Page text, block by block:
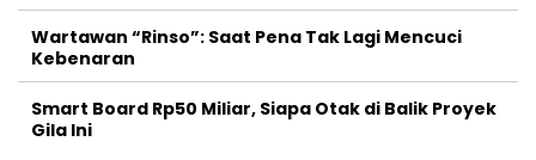
Wartawan “Rinso”: Saat Pena Tak Lagi Mencuci
Kebenaran
Smart Board Rp50 Miliar, Siapa Otak di Balik Proyek
Gila Ini